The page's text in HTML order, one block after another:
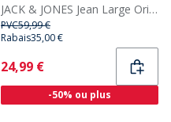
JACK & JONES Jean Large Original Dave 573 Homme Black Denim
PVC59,99 €
Rabais35,00 €
Current
24,99 €
-50% ou plus